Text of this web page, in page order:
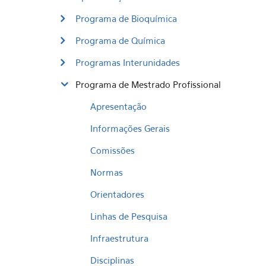
Programa de Bioquímica
Programa de Química
Programas Interunidades
Programa de Mestrado Profissional
Apresentação
Informações Gerais
Comissões
Normas
Orientadores
Linhas de Pesquisa
Infraestrutura
Disciplinas